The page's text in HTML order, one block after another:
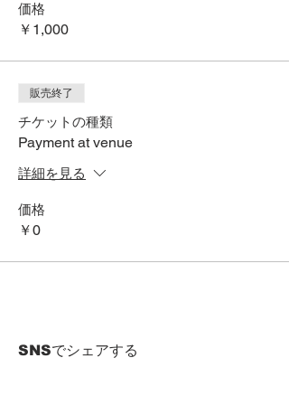
価格
￥1,000
販売終了
チケットの種類
Payment at venue
詳細を見る
価格
￥0
SNSでシェアする